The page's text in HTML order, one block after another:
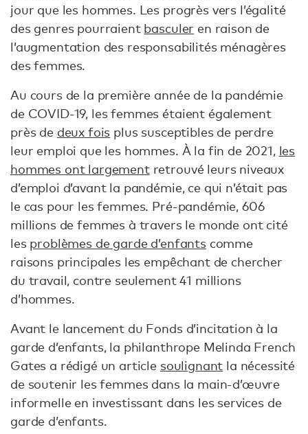
jour que les hommes. Les progrès vers l’égalité
des genres pourraient basculer en raison de
l’augmentation des responsabilités ménagères
des femmes.
Au cours de la première année de la pandémie
de COVID-19, les femmes étaient également
près de deux fois plus susceptibles de perdre
leur emploi que les hommes. À la fin de 2021, les
hommes ont largementretrouvé leurs niveaux
d’emploi d’avant la pandémie, ce qui n’était pas
le cas pour les femmes. Pré-pandémie, 606
millions de femmes à travers le monde ont cité
les problèmes de garde d’enfantscomme
raisons principales les empêchant de chercher
du travail, contre seulement 41 millions
d’hommes.
Avant le lancement du Fonds d’incitation à la
garde d’enfants, la philanthrope Melinda French
Gates a rédigé un article soulignant la nécessité
de soutenir les femmes dans la main-d’œuvre
informelle en investissant dans les services de
garde d’enfants.